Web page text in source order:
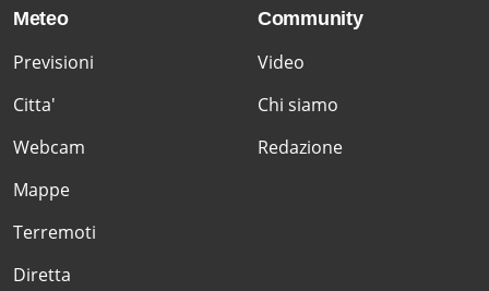
Meteo
Previsioni
Citta'
Webcam
Mappe
Terremoti
Diretta
Community
Video
Chi siamo
Redazione